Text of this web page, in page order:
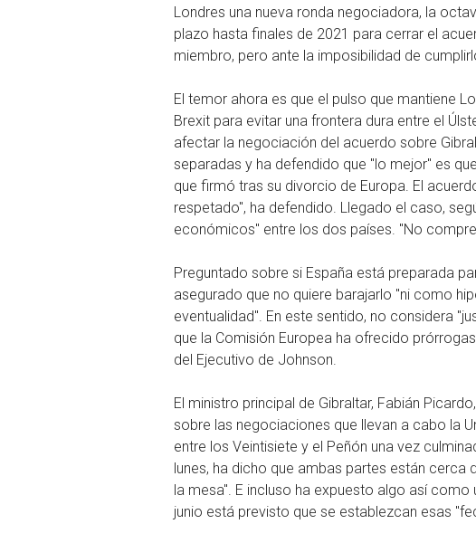
Londres una nueva ronda negociadora, la
plazo hasta finales de 2021 para cerrar el
miembro, pero ante la imposibilidad de
El temor ahora es que el pulso que mantiene
Brexit para evitar una frontera dura entre el
afectar la negociación del acuerdo sobre
separadas y ha defendido que "lo mejor" es
que firmó tras su divorcio de Europa. El
respetado", ha defendido. Llegado el caso,
económicos" entre los dos países. "No
Preguntado sobre si España está preparada
asegurado que no quiere barajarlo "ni como
eventualidad". En este sentido, no considera
que la Comisión Europea ha ofrecido
del Ejecutivo de Johnson.
El ministro principal de Gibraltar, Fabián
sobre las negociaciones que llevan a cabo la
entre los Veintisiete y el Peñón una vez
lunes, ha dicho que ambas partes están
la mesa". E incluso ha expuesto algo así
junio está previsto que se establezcan esas